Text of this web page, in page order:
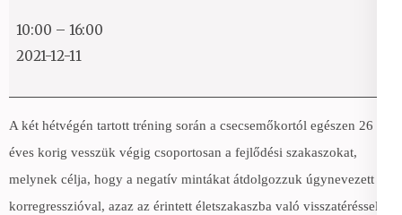
Belső
gyerek
10:00 – 16:00
2021-12-11
A két hétvégén tartott tréning során a csecsemőkortól egészen 26
éves korig vesszük végig csoportosan a fejlődési szakaszokat,
melynek célja, hogy a negatív mintákat átdolgozzuk úgynevezett
korregresszióval, azaz az érintett életszakaszba való visszatéréssel.